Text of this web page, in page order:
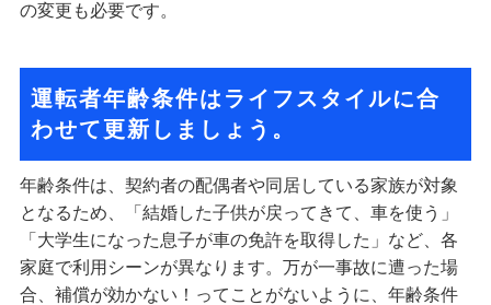
の変更も必要です。
運転者年齢条件はライフスタイルに合
わせて更新しましょう。
年齢条件は、契約者の配偶者や同居している家族が対象
となるため、「結婚した子供が戻ってきて、車を使う」
「大学生になった息子が車の免許を取得した」など、各
家庭で利用シーンが異なります。万が一事故に遭った場
合、補償が効かない！ってことがないように、年齢条件